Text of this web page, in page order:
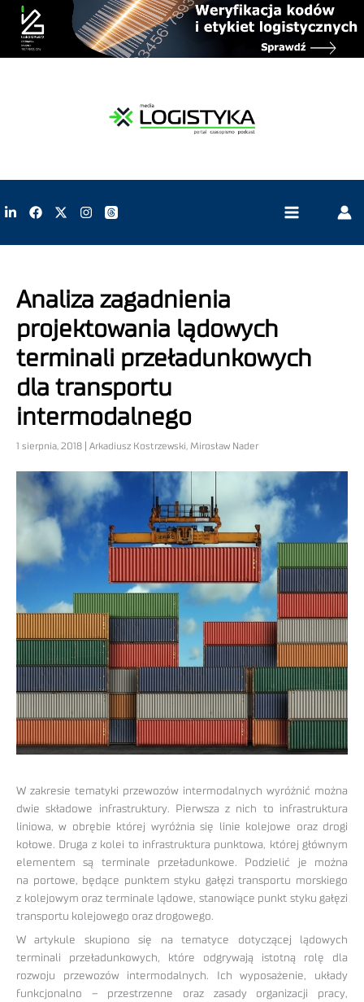
Analiza zagadnienia
projektowania lądowych
terminali przeładunkowych
dla transportu
intermodalnego
1 sierpnia, 2018 | Arkadiusz Kostrzewski, Mirosław Nader
W zakresie tematyki przewozów intermodalnych wyróżnić można
dwie składowe infrastruktury. Pierwsza z nich to infrastruktura
liniowa, w obrębie której wyróżnia się linie kolejowe oraz drogi
kołowe. Druga z kolei to infrastruktura punktowa, której głównym
elementem są terminale przeładunkowe. Podzielić je można
na portowe, będące punktem styku gałęzi transportu morskiego
z kolejowym oraz terminale lądowe, stanowiące punkt styku gałęzi
transportu kolejowego oraz drogowego.
W artykule skupiono się na tematyce dotyczącej lądowych
terminali przeładunkowych, które odgrywają istotną rolę dla
rozwoju przewozów intermodalnych. Ich wyposażenie, układy
funkcjonalno – przestrzenne oraz zasady organizacji pracy,